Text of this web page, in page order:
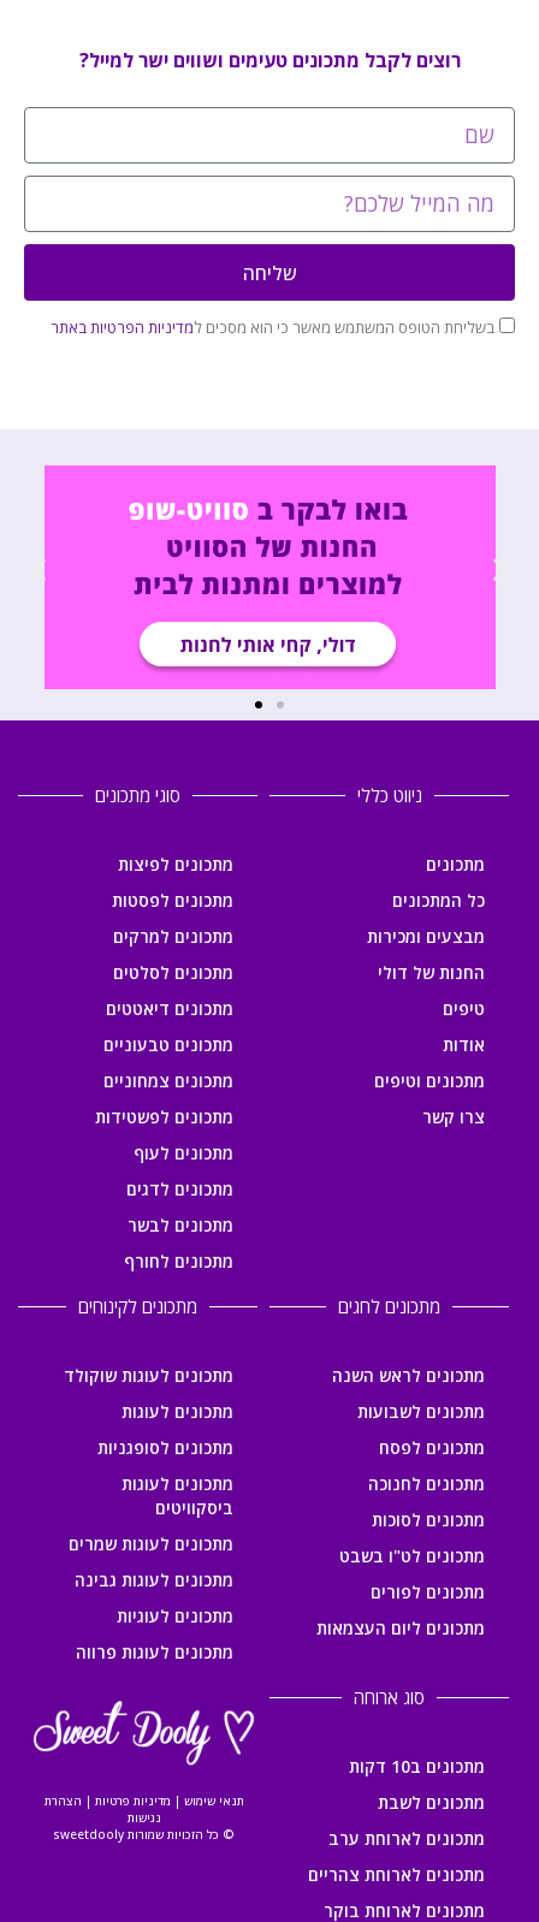
רוצים לקבל מתכונים טעימים ושווים ישר למייל?
בשליחת הטופס המשתמש מאשר כי הוא מסכים למדיניות הפרטיות באתר
שליחה
ניווט כללי
מתכונים
כל המתכונים
מבצעים ומכירות
החנות של דולי
טיפים
אודות
מתכונים וטיפים
צרו קשר
סוגי מתכונים
מתכונים לפיצות
מתכונים לפסטות
מתכונים למרקים
מתכונים לסלטים
מתכונים דיאטטים
מתכונים טבעוניים
מתכונים צמחוניים
מתכונים לפשטידות
מתכונים לעוף
מתכונים לדגים
מתכונים לבשר
מתכונים לחורף
מתכונים לחגים
מתכונים לראש השנה
מתכונים לשבועות
מתכונים לפסח
מתכונים לחנוכה
מתכונים לסוכות
מתכונים לט"ו בשבט
מתכונים לפורים
מתכונים ליום העצמאות
מתכונים לקינוחים
מתכונים לעוגות שוקולד
מתכונים לעוגות
מתכונים לסופגניות
מתכונים לעוגות
ביסקוויטים
מתכונים לעוגות שמרים
מתכונים לעוגות גבינה
מתכונים לעוגיות
מתכונים לעוגות פרווה
סוג ארוחה
מתכונים ב10 דקות
מתכונים לשבת
מתכונים לארוחת ערב
מתכונים לארוחת צהריים
מתכונים לארוחת בוקר
תנאי שימוש | מדיניות פרטיות | הצהרת
נגישות
© כל הזכויות שמורות sweetdooly